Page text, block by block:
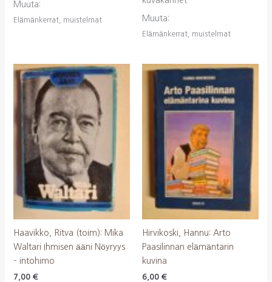
Muuta:
Elämänkerrat, muistelmat Muuta:
Elämänkerrat, muistelmat
Haavikko, Ritva (toim): Mika
Waltari Ihmisen ääni Nöyryys
– intohimo
7,00 €
Hirvikoski, Hannu: Arto
Paasilinnan elämäntarin
kuvina
6,00 €